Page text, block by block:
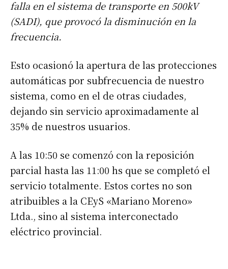
falla en el sistema de transporte en 500kV
(SADI), que provocó la disminución en la
frecuencia.
Esto ocasionó la apertura de las protecciones
automáticas por subfrecuencia de nuestro
sistema, como en el de otras ciudades,
dejando sin servicio aproximadamente al
35% de nuestros usuarios.
A las 10:50 se comenzó con la reposición
parcial hasta las 11:00 hs que se completó el
servicio totalmente. Estos cortes no son
atribuibles a la CEyS «Mariano Moreno»
Ltda., sino al sistema interconectado
eléctrico provincial.